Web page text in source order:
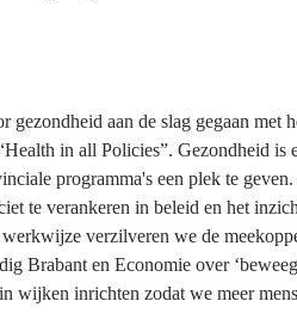
aan de slag gegaan met
in all Policies”. Gezondheid
programma's een plek te
te verankeren in beleid en het
verzilveren we de
Brabant en Economie over
wijken inrichten zodat we meer